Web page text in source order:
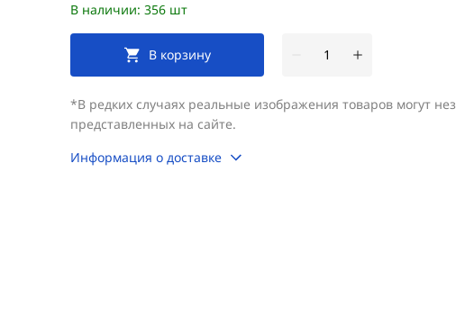
В наличии: 356 шт
В корзину
*В редких случаях реальные изображения товаров могут
представленных на сайте.
Информация о доставке